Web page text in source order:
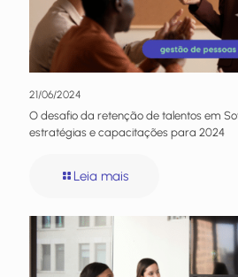
21/06/2024
O desafio da retenção de talentos em
estratégias e capacitações para 2024
Leia mais